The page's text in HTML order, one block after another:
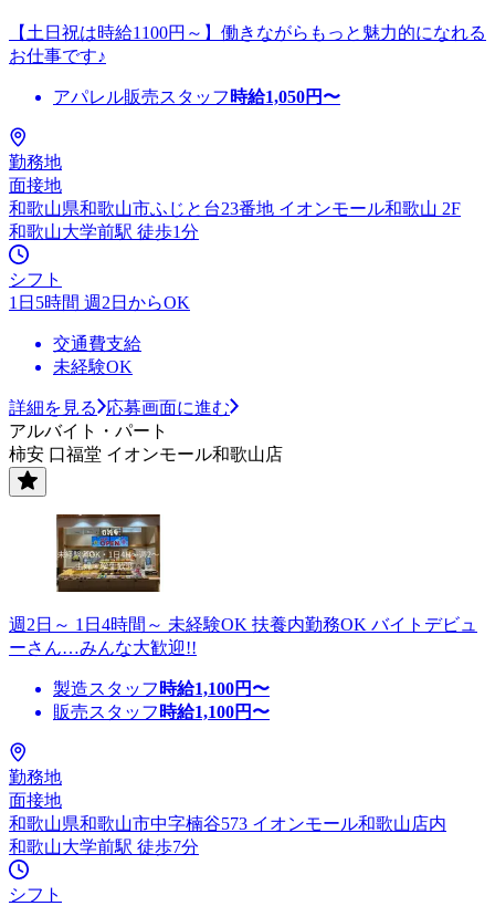
【土日祝は時給1100円～】働きながらもっと魅力的になれる
お仕事です♪
アパレル販売スタッフ 時給1,050円〜
勤務地
面接地
和歌山県和歌山市ふじと台23番地 イオンモール和歌山 2F
和歌山大学前駅 徒歩1分
シフト
1日5時間 週2日からOK
交通費支給
未経験OK
詳細を見る
応募画面に進む
アルバイト・パート
柿安 口福堂 イオンモール和歌山店
週2日～ 1日4時間～ 未経験OK 扶養内勤務OK バイトデビュ
ーさん…みんな大歓迎!!
製造スタッフ 時給1,100円〜
販売スタッフ 時給1,100円〜
勤務地
面接地
和歌山県和歌山市中字楠谷573 イオンモール和歌山店内
和歌山大学前駅 徒歩7分
シフト